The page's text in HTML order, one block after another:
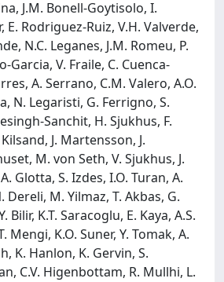
J.M. Bonell-Goytisolo, I.
E. Rodriguez-Ruiz, V.H. Valverde,
N.C. Leganes, J.M. Romeu, P.
Garcia, V. Fraile, C. Cuenca-
A. Serrano, C.M. Valero, A.O.
N. Legaristi, G. Ferrigno, S.
Sanchit, H. Sjukhus, F.
J. Martensson, J.
M. von Seth, V. Sjukhus, J.
Glotta, S. Izdes, I.O. Turan, A.
Dereli, M. Yilmaz, T. Akbas, G.
Bilir, K.T. Saracoglu, E. Kaya, A.S.
Mengi, K.O. Suner, Y. Tomak, A.
K. Hanlon, K. Gervin, S.
C.V. Higenbottam, R. Mullhi, L.